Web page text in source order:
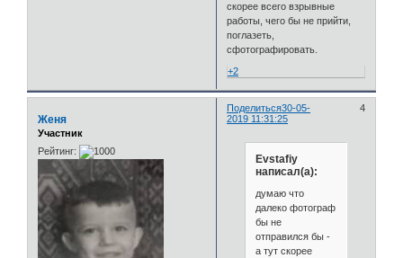
скорее всего взрывные
работы, чего бы не прийти,
поглазеть,
сфотографировать.
+2
Поделиться 4
30-05-
2019 11:31:25
Женя
Участник
Рейтинг:
Evstafiy
написал(а):
думаю что
далеко фотограф
бы не
отправился бы -
а тут скорее